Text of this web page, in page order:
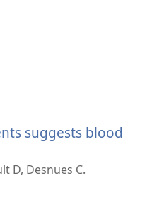
suggests blood
D, Desnues C.